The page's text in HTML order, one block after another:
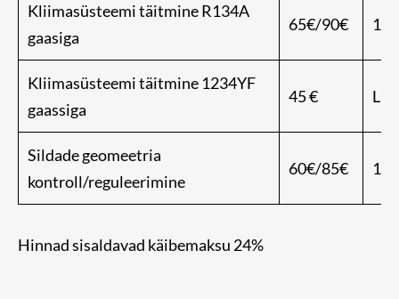
Kliimasüsteemi täitmine R134A
gaasiga
65€/90€ 1
Kliimasüsteemi täitmine 1234YF
gaassiga
45 €
Sildade geomeetria
kontroll/reguleerimine
60€/85€ 1
Hinnad sisaldavad käibemaksu 24%